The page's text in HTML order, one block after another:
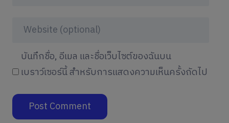
บันทึกชื่อ, อีเมล และชื่อเว็บไซต์ของฉันบน
เบราว์เซอร์นี้ สำหรับการแสดงความเห็นครั้งถัดไป